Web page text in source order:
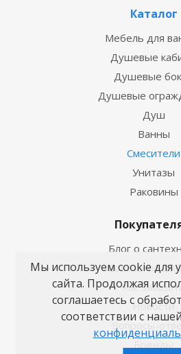
Каталог
Мебель для
Душевые
Душевые
Душевые
Душ
Ванны
Смесители
Унитазы
Раковины
Блог о
Советы по
Как
Новости
Вопросы-
Бренды
Мы используем cookie для
сайта. Продолжая
соглашаетесь с
соответствии с нашей